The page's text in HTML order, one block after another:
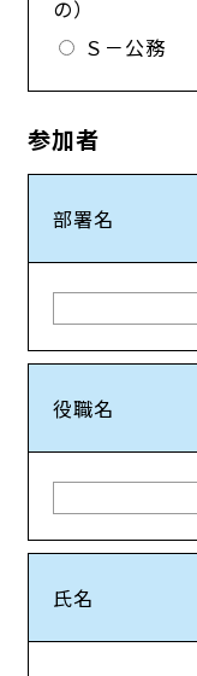
の）
Ｓ－公務
参加者
部署名
役職名
氏名